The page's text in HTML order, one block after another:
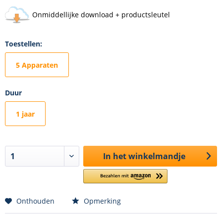
Onmiddellijke download + productsleutel
Toestellen:
5 Apparaten
Duur
1 jaar
In het winkelmandje
Onthouden Opmerking